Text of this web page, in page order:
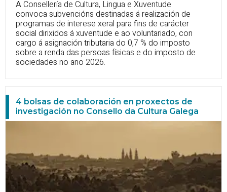
A Consellería de Cultura, Lingua e Xuventude
convoca subvencións destinadas á realización de
programas de interese xeral para fins de carácter
social dirixidos á xuventude e ao voluntariado, con
cargo á asignación tributaria do 0,7 % do imposto
sobre a renda das persoas físicas e do imposto de
sociedades no ano 2026.
4 bolsas de colaboración en proxectos de
investigación no Consello da Cultura Galega